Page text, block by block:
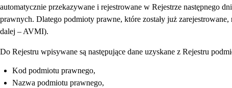
automatycznie przekazywane i rejestrowane w Rejestrze następnego
prawnych. Dlatego podmioty prawne, które zostały już
dalej – AVMI).
Do Rejestru wpisywane są następujące dane uzyskane z Rejestru
Kod podmiotu prawnego,
Nazwa podmiotu prawnego,